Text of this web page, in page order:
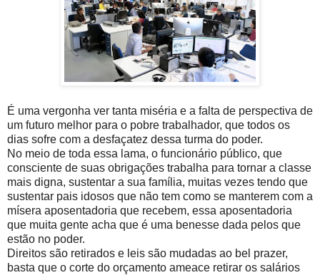
É uma vergonha ver tanta miséria e a falta de perspectiva de
um futuro melhor para o pobre trabalhador, que todos os
dias sofre com a desfaçatez dessa turma do poder.
No meio de toda essa lama, o funcionário público, que
consciente de suas obrigações trabalha para tornar a classe
mais digna, sustentar a sua família, muitas vezes tendo que
sustentar pais idosos que não tem como se manterem com a
mísera aposentadoria que recebem, essa aposentadoria
que muita gente acha que é uma benesse dada pelos que
estão no poder.
Direitos são retirados e leis são mudadas ao bel prazer,
basta que o corte do orçamento ameace retirar os salários